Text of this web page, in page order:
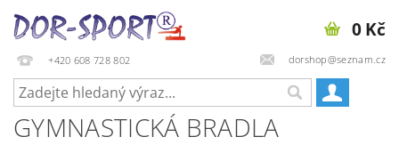
+420 608 728 802 dorshop@seznam.cz
0 Kč
GYMNASTICKÁ BRADLA